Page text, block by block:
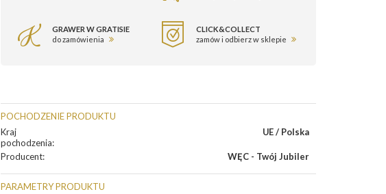
GRAWER W GRATISIE
do zamówienia
CLICK&COLLECT
zamów i odbierz w sklepie
POCHODZENIE PRODUKTU
Kraj
pochodzenia:
UE / Polska
Producent: WĘC - Twój Jubiler
PARAMETRY PRODUKTU